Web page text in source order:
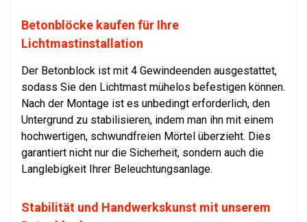
Betonblöcke kaufen für Ihre
Lichtmastinstallation
Der Betonblock ist mit 4 Gewindeenden ausgestattet,
sodass Sie den Lichtmast mühelos befestigen können.
Nach der Montage ist es unbedingt erforderlich, den
Untergrund zu stabilisieren, indem man ihn mit einem
hochwertigen, schwundfreien Mörtel überzieht. Dies
garantiert nicht nur die Sicherheit, sondern auch die
Langlebigkeit Ihrer Beleuchtungsanlage.
Stabilität und Handwerkskunst mit unserem